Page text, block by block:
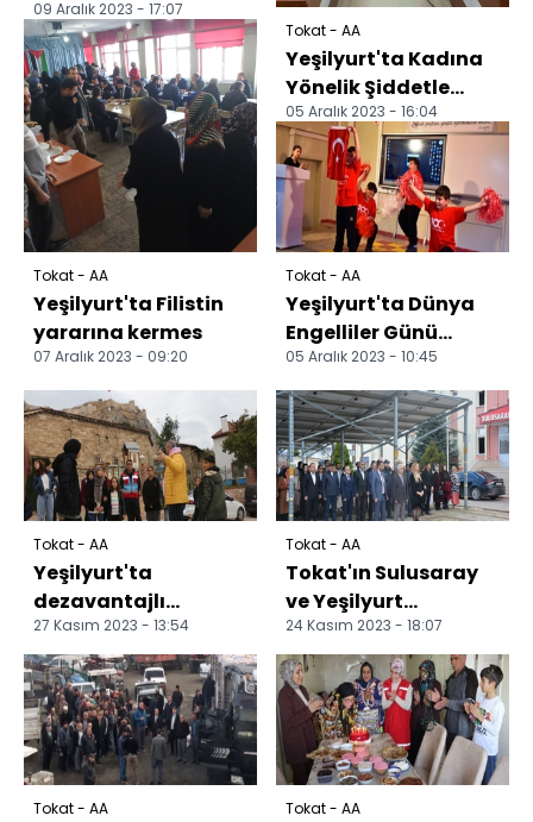
satış belgesini
imzalayan kişi
dolandırı...
09 Aralık 2023 - 17:07
Tokat - AA
Yeşilyurt'ta Filistin
yararına kermes
07 Aralık 2023 - 09:20
Tokat - AA
Yeşilyurt'ta Kadına
Yönelik Şiddetle
Mücadele Toplantısı
düzenlendi
05 Aralık 2023 - 16:04
Tokat - AA
Yeşilyurt'ta Dünya
Engelliler Günü
kutlandı
05 Aralık 2023 - 10:45
Tokat - AA
Yeşilyurt'ta
dezavantajlı
öğrenciler için gezi
düzenlendi
27 Kasım 2023 - 13:54
Tokat - AA
Tokat'ın Sulusaray
ve Yeşilyurt
ilçelerinde
Öğretmenler Günü
kutlandı
24 Kasım 2023 - 18:07
Tokat - AA Tokat - AA